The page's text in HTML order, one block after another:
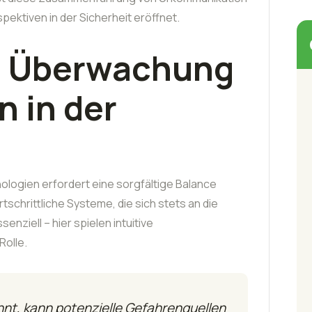
in der Sicherheit eröffnet.
in der
erfordert eine sorgfältige Balance
Systeme, die sich stets an die
– hier spielen intuitive
kann potenzielle Gefahrenquellen